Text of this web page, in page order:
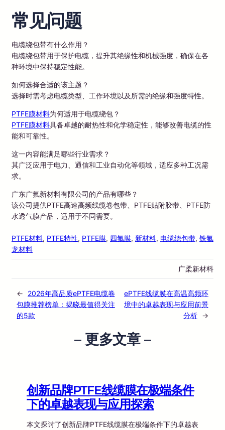
常见问题
电缆绕包带有什么作用？
电缆绕包带用于保护电缆，提升其绝缘性和机械强度，确保在各
种环境中保持稳定性能。
如何选择合适的该主题？
选择时需考虑电缆类型、工作环境以及所需的绝缘和强度特性。
PTFE膜材料为何适用于电缆绕包？
PTFE膜材料具备卓越的耐热性和化学稳定性，能够改善电缆的性
能和可靠性。
这一内容能满足哪些行业需求？
其广泛应用于电力、通信和工业自动化等领域，适应多种工况需
求。
广东广氟新材料有限公司的产品有哪些？
该公司提供PTFE高速高频线缆卷包带、PTFE贴附胶带、PTFE防
水透气膜产品，适用于不同需要。
PTFE材料, PTFE特性, PTFE膜, 四氟膜, 新材料, 电缆绕包带, 铁氟
龙材料
广柔新材料
←
2026年高品质ePTFE电缆卷
包膜推荐榜单：揭晓最值得关注
的5款
ePTFE线缆膜在高温高频环
境中的卓越表现与应用前景
分析 →
– 更多文章 –
创新品牌PTFE线缆膜在极端条件
下的卓越表现与应用探索
本文探讨了创新品牌PTFE线缆膜在极端条件下的卓越表